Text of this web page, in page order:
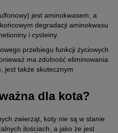
jest aminokwasem, a
degradacji aminokwasu
i cysteiny.
przebiegu funkcji życiowych
ma zdolność eliminowania
jest także skutecznym
dla kota?
zwierząt, koty nie są w stanie
ilościach, a jako że jest